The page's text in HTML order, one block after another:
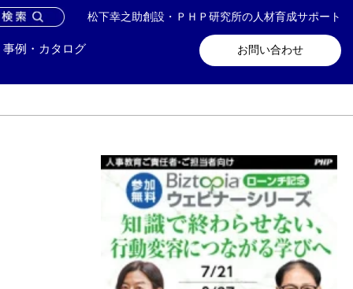
松下幸之助創設・ＰＨＰ研究所の人材育成サポート
お問い合わせ
事例・カタログ
い合わせ メールマガジン登録